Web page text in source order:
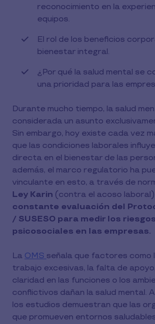
reconocimiento en la
equipos.
El rol de los beneficios
bienestar integral.
¿Por qué la salud mental se
una prioridad para las
Durante mucho tiempo, la salud
considerada un asunto
Sin embargo, hoy existe cada vez
que las condiciones laborales
directa en el bienestar de las
además, el marco regulatorio ha
vinculante en esto, a través de
Ley Karin (contra el acoso laboral)
constante evaluación del
/ SUSESO para medir los riesgos
psicosociales en las empresas.
La OMS señala que factores como
trabajo excesivas, la falta de
claridad en las funciones o los
conflictivos dañan la salud mental.
los estudios demuestran que las
que promueven entornos